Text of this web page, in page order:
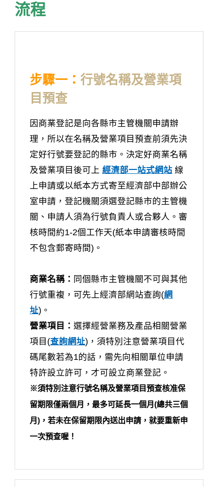
流程
步驟一： 行號名稱及營業項
目預查
因商業登記是向各縣市主管機關申請辦
理，所以在名稱及營業項目預查前須先決
定好行號要登記的縣市。決定好商業名稱
及營業項目後可上 經濟部一站式網站 線
上申請或以紙本方式寄至經濟部中部辦公
室申請，登記機關須選登記縣市的主管機
關、申請人須為行號負責人或合夥人。審
核時間約1-2個工作天(紙本申請審核時間
不包含郵寄時間)。
商業名稱： 同個縣市主管機關不可與其他
行號重複，可先上經濟部網站查詢(網
址)。
營業項目： 選擇經營業務及產品相關營業
項目(查詢網址)，須特別注意營業項目代
碼尾數若為1的話，需先向相關單位申請
特許設立許可，才可設立商業登記。
※須特別注意行號名稱及營業項目預查核准保
留期限僅兩個月，最多可延長一個月(總共三個
月)，若未在保留期限內送出申請，就要重新申
一次預查喔！